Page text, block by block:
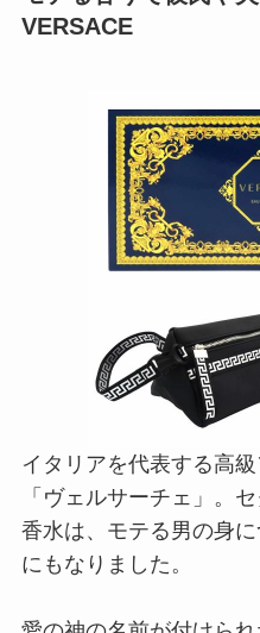
イタリアを代表する高
「ヴェルサーチェ」。
香水は、モテる男の身
にもなりました。
愛の神の名前が付けら
レに、スプレーとポー
ミントリーフ、グリー
どが織りなすユニーク
もおすすめです。
VERSACE／ヴェルサー